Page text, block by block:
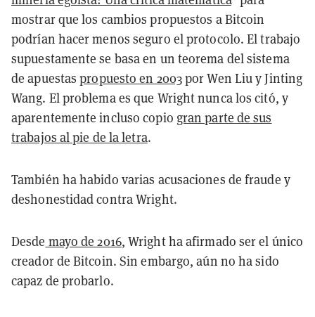
mostrar que los cambios propuestos a Bitcoin
podrían hacer menos seguro el protocolo. El trabajo
supuestamente se basa en un teorema del sistema
de apuestaspropuesto en 2003por Wen Liu y Jinting
Wang. El problema es que Wright nunca los citó, y
aparentemente incluso copio gran parte de sus
trabajos al pie de la letra.
También ha habido varias acusaciones de fraude y
deshonestidad contra Wright.
Desde mayo de 2016, Wright ha afirmado ser el único
creador de Bitcoin. Sin embargo, aún no ha sido
capaz de probarlo.